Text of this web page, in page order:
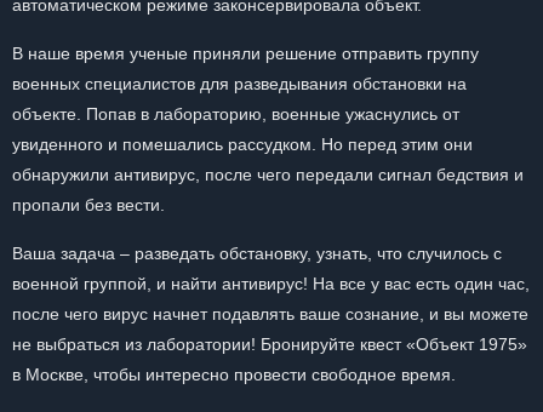
автоматическом режиме законсервировала объект.
В наше время ученые приняли решение отправить группу
военных специалистов для разведывания обстановки на
объекте. Попав в лабораторию, военные ужаснулись от
увиденного и помешались рассудком. Но перед этим они
обнаружили антивирус, после чего передали сигнал бедствия и
пропали без вести.
Ваша задача – разведать обстановку, узнать, что случилось с
военной группой, и найти антивирус! На все у вас есть один час,
после чего вирус начнет подавлять ваше сознание, и вы можете
не выбраться из лаборатории! Бронируйте квест «Объект 1975»
в Москве, чтобы интересно провести свободное время.